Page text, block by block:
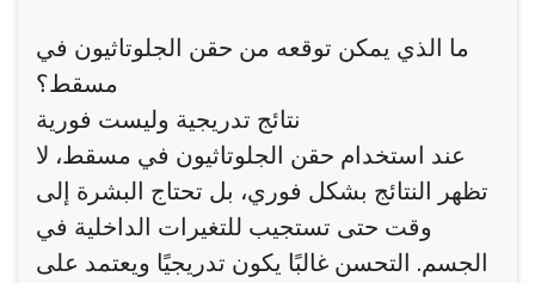
ما الذي يمكن توقعه من حقن الجلوتاثيون في
مسقط؟
نتائج تدريجية وليست فورية
عند استخدام حقن الجلوتاثيون في مسقط، لا
تظهر النتائج بشكل فوري، بل تحتاج البشرة إلى
وقت حتى تستجيب للتغيرات الداخلية في
الجسم. التحسن غالبًا يكون تدريجيًا ويعتمد على